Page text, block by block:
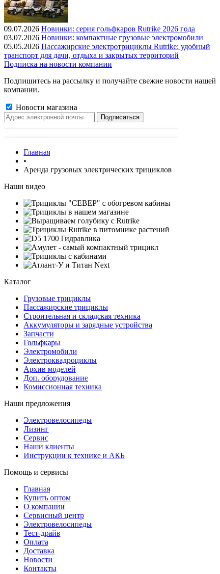
09.07.2026 Новинки: серия гольфкаров Rutrike 2026 года
03.07.2026 Новинки: компактные грузовые электромобили
05.05.2026 Пассажирские электротрициклы Rutrike: удобный
транспорт для дачи, отдыха и закрытых территорий
Подписка на новости компании
Подпишитесь на рассылку и получайте свежие новости нашей
компании.
Новости магазина
Главная
•
Аренда грузовых электрических трициклов
Наши видео
Каталог
Грузовые трициклы
Пассажирские трициклы
Строительная и складская техника
Аккумуляторы и зарядные устройства
Запчасти
Гольфкары
Электромобили
Электроквадроциклы
Архив моделей
Доп. оборудование
Комиссионная техника
Наши предложения
Электровелосипеды
Лизинг
Сервис
Наши клиенты
Инструкции к технике и АКБ
Помощь и сервисы
Главная
Купить оптом
О компании
Сервисный центр
Электровелосипеды
Тест-драйв
Оплата
Доставка
Новости
Контакты